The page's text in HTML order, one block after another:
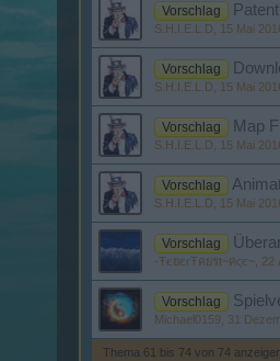
Vorschlag
S.H.I.E.L.D 15 Mai
Vorschlag
S.H.I.E.L.D 15 Mai
Vorschlag Map
S.H.I.E.L.D 15 Mai
Vorschlag
S.H.I.E.L.D 15 Mai
Vorschlag
-ŦєยєгŦคยรt~คςє~ 22
Vorschlag
Michael0159 31
Thema 61 bis 74 von 74 anzeigen